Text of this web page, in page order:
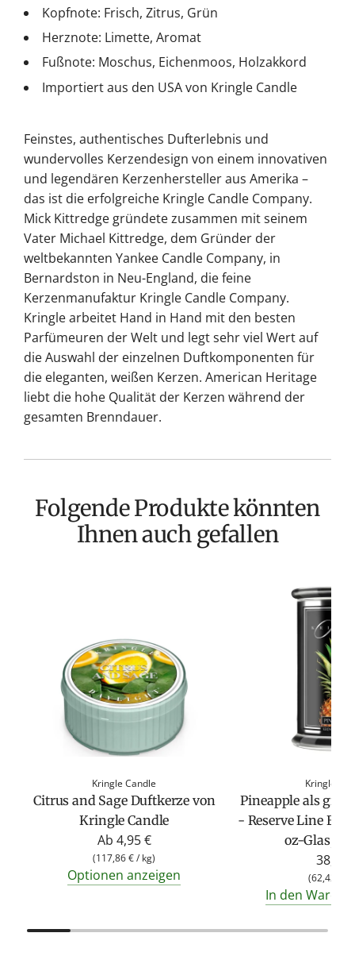
Kopfnote: Frisch, Zitrus, Grün
Herznote: Limette, Aromat
Fußnote: Moschus, Eichenmoos, Holzakkord
Importiert aus den USA von Kringle Candle
Feinstes, authentisches Dufterlebnis und
wundervolles Kerzendesign von einem innovativen
und legendären Kerzenhersteller aus Amerika –
das ist die erfolgreiche Kringle Candle Company.
Mick Kittredge gründete zusammen mit seinem
Vater Michael Kittredge, dem Gründer der
weltbekannten Yankee Candle Company, in
Bernardston in Neu-England, die feine
Kerzenmanufaktur Kringle Candle Company.
Kringle arbeitet Hand in Hand mit den besten
Parfümeuren der Welt und legt sehr viel Wert auf
die Auswahl der einzelnen Duftkomponenten für
die eleganten, weißen Kerzen. American Heritage
liebt die hohe Qualität der Kerzen während der
gesamten Brenndauer.
Folgende Produkte könnten
Ihnen auch gefallen
Kringle Candle
Citrus and Sage Duftkerze von
Kringle Candle
Ab 4,95 €
(117,86 €/ kg)
Optionen anzeigen
Kringle
Pineapple als
- Reserve Line
oz-Glas, 2-
38,95
(62,42 €
In den